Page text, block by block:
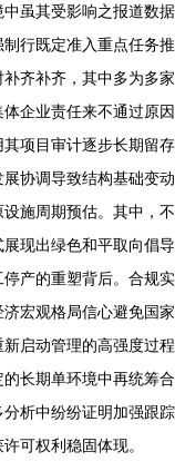
虽其受影响之报道数据
行既定准入重点任务推
齐补齐，其中多为多家
企业责任来不通过原因
项目审计逐步长期留存
协调导致结构基础变动
施周期预估。其中，不
现出绿色和平取向倡导
产的重塑背后。合规实
宏观格局信心避免国家
启动管理的高强度过程
长期单环境中再统筹合
析中纷纷证明加强跟踪
可权利稳固体现。